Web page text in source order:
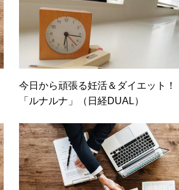
今日から頑張る妊活＆ダイエット！
「ルナルナ」（日経DUAL）